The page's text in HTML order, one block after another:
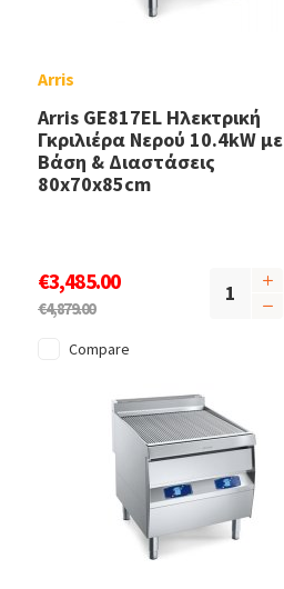
Arris
Arris GE817EL Ηλεκτρική
Γκριλιέρα Νερού 10.4kW με
Βάση & Διαστάσεις
80x70x85cm
€3,485.00
€4,879.00
Compare